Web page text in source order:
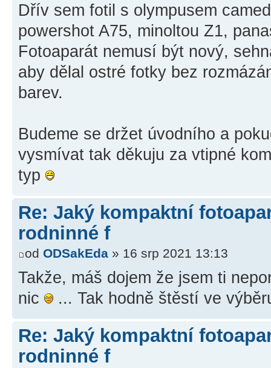
Dřív sem fotil s olympusem
powershot A75, minoltou Z1,
Fotoaparát nemusí být nový,
aby dělal ostré fotky bez
barev.
Budeme se držet úvodního a
vysmívat tak děkuju za vtipné
typ
Re: Jaký kompaktní
rodninné f
od ODSakEda » 16 srp 2021 13:13
Takže, máš dojem že jsem ti
nic
... Tak hodně štěstí ve
Re: Jaký kompaktní
rodninné f